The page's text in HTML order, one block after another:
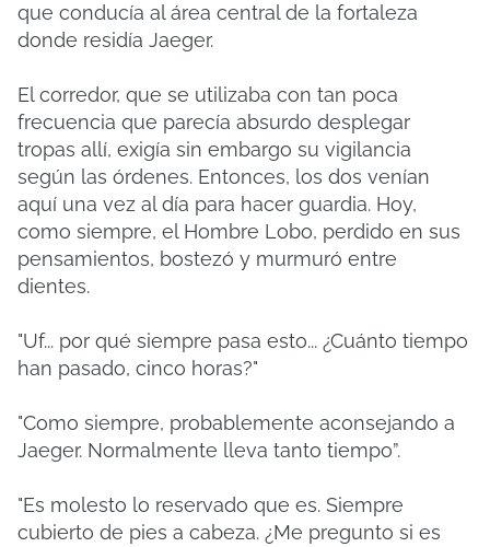
que conducía al área central de la fortaleza
donde residía Jaeger.
El corredor, que se utilizaba con tan poca
frecuencia que parecía absurdo desplegar
tropas allí, exigía sin embargo su vigilancia
según las órdenes. Entonces, los dos venían
aquí una vez al día para hacer guardia. Hoy,
como siempre, el Hombre Lobo, perdido en sus
pensamientos, bostezó y murmuró entre
dientes.
"Uf... por qué siempre pasa esto... ¿Cuánto tiempo
han pasado, cinco horas?"
"Como siempre, probablemente aconsejando a
Jaeger. Normalmente lleva tanto tiempo”.
"Es molesto lo reservado que es. Siempre
cubierto de pies a cabeza. ¿Me pregunto si es